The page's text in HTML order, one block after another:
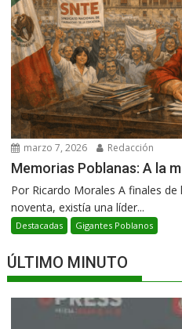
marzo 7, 2026 Redacción
Memorias Poblanas: A la
Por Ricardo Morales A finales
noventa, existía una líder...
Destacadas Gigantes Poblanos
ÚLTIMO MINUTO